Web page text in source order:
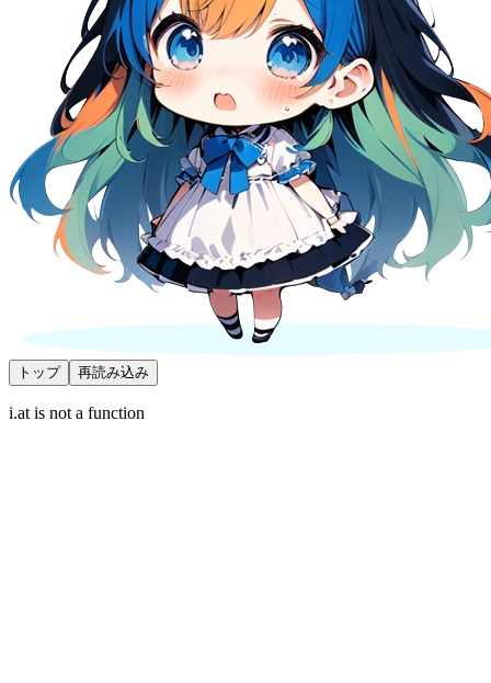
トップ 再読み込み
i.at is not a function